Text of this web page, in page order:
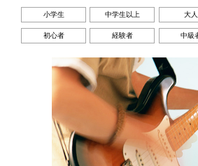
小学生 中学生以上 大人
初心者 経験者 中級